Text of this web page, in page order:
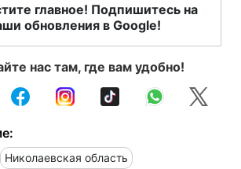
главное! Подпишитесь на
обновления в Google!
нас там, где вам удобно!
Николаевская область